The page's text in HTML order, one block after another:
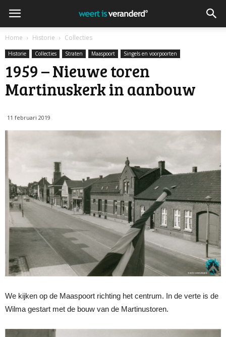
Home Historie Collecties
Historie Collecties Straten Maaspoort Singels en voorpoorten
1959 – Nieuwe toren
Martinuskerk in aanbouw
11 februari 2019
We kijken op de Maaspoort richting het centrum. In de verte is de
Wilma gestart met de bouw van de Martinustoren.